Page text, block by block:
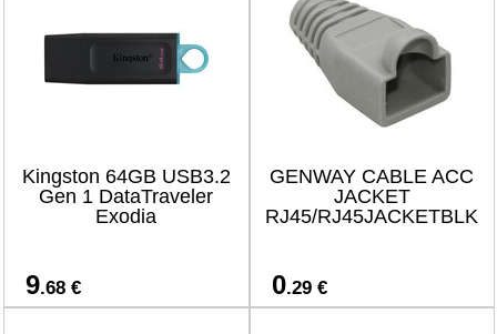
Kingston 64GB USB3.2
Gen 1 DataTraveler
Exodia
9.68 €
GENWAY CABLE ACC
JACKET
RJ45/RJ45JACKETBLK
0.29 €